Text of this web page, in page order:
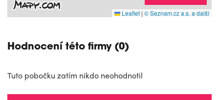
Leaflet | © Seznam.cz a.s. a další
Hodnocení této firmy (0)
Tuto pobočku zatím nikdo neohodnotil